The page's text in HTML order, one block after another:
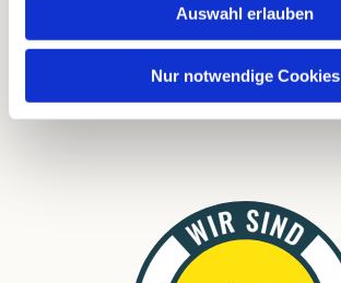
Auswahl erlauben
Nur notwendige Cookies
Links
Download